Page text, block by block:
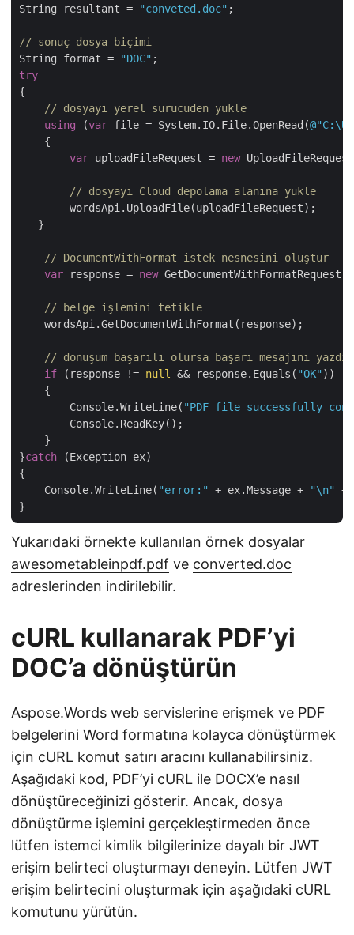
String resultant =
"conveted.doc" ;
// sonuç dosya biçimi
String format =
"DOC"
try
{
// dosyayı yerel sürücüden yükle
using (var file = System.IO.File.OpenRead(
    {
var uploadFileRequest = new
// dosyayı Cloud depolama alanına yükle
        wordsApi.UploadFile(uploadFileRequest);
   }
// DocumentWithFormat istek nesnesini oluştur
var response = new
// belge işlemini tetikle
    wordsApi.GetDocumentWithFormat(response);
// dönüşüm başarılı olursa başarı mesajını yazdır
if (response != null && response.Equals( "OK" ))
    {
        Console.WriteLine(
"PDF file successfully
        Console.ReadKey();
    }
}catch (Exception ex)
{
    Console.WriteLine(
"error:" + ex.Message + "\n"
+
Yukarıdaki örnekte kullanılan örnek dosyalar
awesometableinpdf.pdf ve converted.doc
adreslerinden indirilebilir.
cURL kullanarak PDF’yi
DOC’a dönüştürün
Aspose.Words web servislerine erişmek ve PDF
belgelerini Word formatına kolayca dönüştürmek
için cURL komut satırı aracını kullanabilirsiniz.
Aşağıdaki kod, PDF’yi cURL ile DOCX’e nasıl
dönüştüreceğinizi gösterir. Ancak, dosya
dönüştürme işlemini gerçekleştirmeden önce
lütfen istemci kimlik bilgilerinize dayalı bir JWT
erişim belirteci oluşturmayı deneyin. Lütfen JWT
erişim belirtecini oluşturmak için aşağıdaki cURL
komutunu yürütün.